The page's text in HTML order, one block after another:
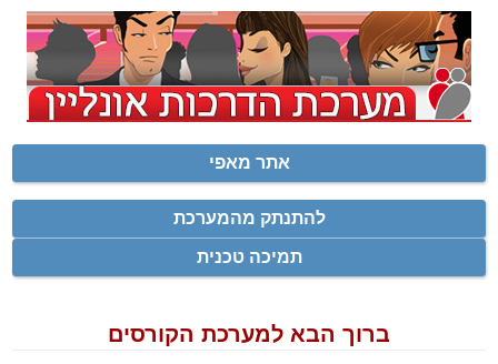
אתר מאפי
להתנתק מהמערכת
תמיכה טכנית
ברוך הבא למערכת הקורסים